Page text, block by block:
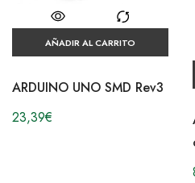
AÑADIR AL CARRITO
ARDUINO UNO SMD Rev3
23,39€